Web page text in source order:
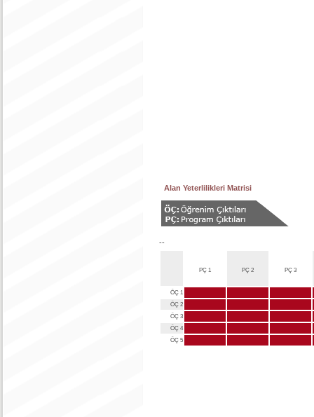
Alan Yeterlilikleri Matrisi
--
PÇ 1 PÇ 2 PÇ 3
ÖÇ 1
ÖÇ 2
ÖÇ 3
ÖÇ 4
ÖÇ 5